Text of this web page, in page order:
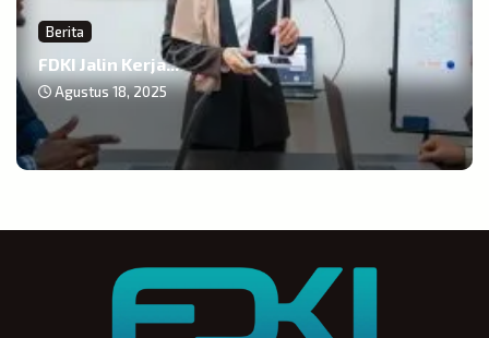
Berita
FDKI Jalin Kerja...
Agustus 18, 2025